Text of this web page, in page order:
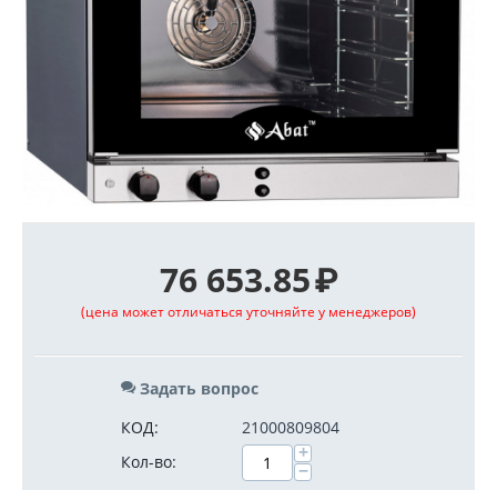
76 653.85₽
(цена может отличаться уточняйте у менеджеров)
Задать вопрос
КОД:
21000809804
Кол-во:
+
−